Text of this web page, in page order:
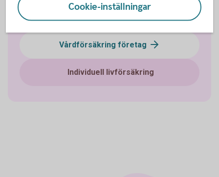
Vårdförsäkring företag
Individuell livförsäkring
Cookie-inställningar